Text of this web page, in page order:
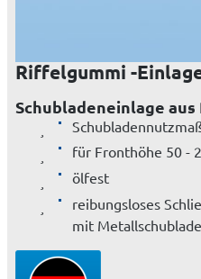
Riffelgummi -
Schubladeneinlage
für Fronthöhe 50 -
ölfest
reibungsloses
mit